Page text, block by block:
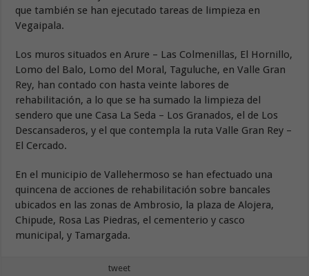
que también se han ejecutado tareas de limpieza en
Vegaipala.
Los muros situados en Arure – Las Colmenillas, El Hornillo,
Lomo del Balo, Lomo del Moral, Taguluche, en Valle Gran
Rey, han contado con hasta veinte labores de
rehabilitación, a lo que se ha sumado la limpieza del
sendero que une Casa La Seda – Los Granados, el de Los
Descansaderos, y el que contempla la ruta Valle Gran Rey –
El Cercado.
En el municipio de Vallehermoso se han efectuado una
quincena de acciones de rehabilitación sobre bancales
ubicados en las zonas de Ambrosio, la plaza de Alojera,
Chipude, Rosa Las Piedras, el cementerio y casco
municipal, y Tamargada.
tweet